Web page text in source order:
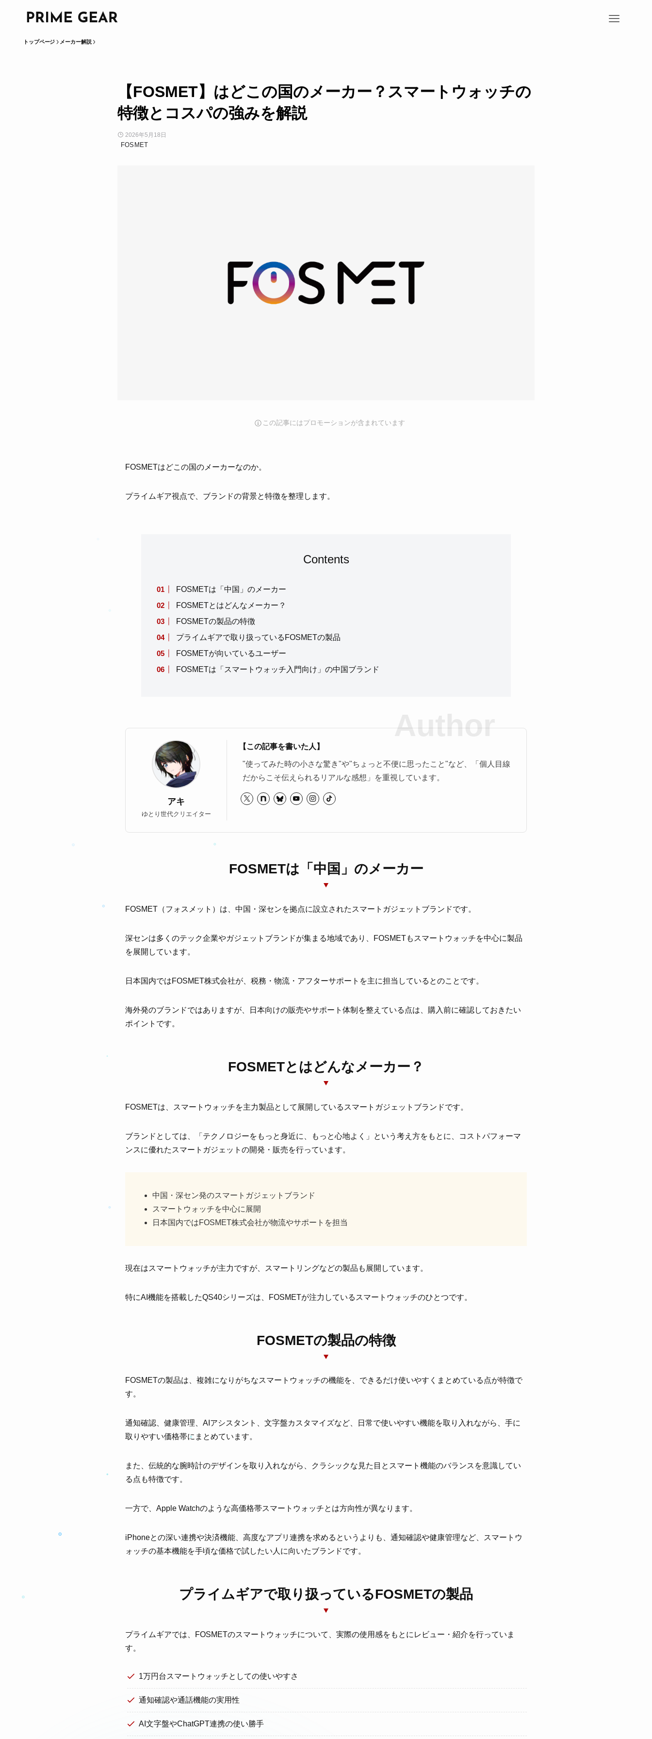
最新記事
製品レビュー
使い方・設定ガイド
ニュース・新製品情報
トップページ メーカー解説
【FOSMET】はどこの国のメーカー？スマートウォッチの
特徴とコスパの強みを解説
FOSMET
2026年5月18日
この記事にはプロモーションが含まれています
FOSMETはどこの国のメーカーなのか。
プライムギア視点で、ブランドの背景と特徴を整理します。
Contents
FOSMETは「中国」のメーカー
FOSMETとはどんなメーカー？
FOSMETの製品の特徴
プライムギアで取り扱っているFOSMETの製品
FOSMETが向いているユーザー
FOSMETは「スマートウォッチ入門向け」の中国ブランド
アキ
ゆとり世代クリエイター
【この記事を書いた人】
"使ってみた時の小さな驚き"や"ちょっと不便に思ったこと"など、「個人目線
だからこそ伝えられるリアルな感想」を重視しています。
FOSMETは「中国」のメーカー
FOSMET（フォスメット）は、中国・深センを拠点に設立されたスマートガジェットブランドです。
深センは多くのテック企業やガジェットブランドが集まる地域であり、FOSMETもスマートウォッチを中心に製品
を展開しています。
日本国内ではFOSMET株式会社が、税務・物流・アフターサポートを主に担当しているとのことです。
海外発のブランドではありますが、日本向けの販売やサポート体制を整えている点は、購入前に確認しておきたい
ポイントです。
FOSMETとはどんなメーカー？
FOSMETは、スマートウォッチを主力製品として展開しているスマートガジェットブランドです。
ブランドとしては、「テクノロジーをもっと身近に、もっと心地よく」という考え方をもとに、コストパフォーマ
ンスに優れたスマートガジェットの開発・販売を行っています。
中国・深セン発のスマートガジェットブランド
スマートウォッチを中心に展開
日本国内ではFOSMET株式会社が物流やサポートを担当
現在はスマートウォッチが主力ですが、スマートリングなどの製品も展開しています。
特にAI機能を搭載したQS40シリーズは、FOSMETが注力しているスマートウォッチのひとつです。
FOSMETの製品の特徴
FOSMETの製品は、複雑になりがちなスマートウォッチの機能を、できるだけ使いやすくまとめている点が特徴で
す。
通知確認、健康管理、AIアシスタント、文字盤カスタマイズなど、日常で使いやすい機能を取り入れながら、手に
取りやすい価格帯にまとめています。
また、伝統的な腕時計のデザインを取り入れながら、クラシックな見た目とスマート機能のバランスを意識してい
る点も特徴です。
一方で、Apple Watchのような高価格帯スマートウォッチとは方向性が異なります。
iPhoneとの深い連携や決済機能、高度なアプリ連携を求めるというよりも、通知確認や健康管理など、スマートウ
ォッチの基本機能を手頃な価格で試したい人に向いたブランドです。
プライムギアで取り扱っているFOSMETの製品
プライムギアでは、FOSMETのスマートウォッチについて、実際の使用感をもとにレビュー・紹介を行っていま
す。
1万円台スマートウォッチとしての使いやすさ
通知確認や通話機能の実用性
AI文字盤やChatGPT連携の使い勝手